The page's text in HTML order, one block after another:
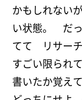
かもしれない
い状態。 だ
てて リサー
すごい限られ
書いたか覚え